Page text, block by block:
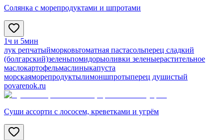
Солянка с морепродуктами и шпротами
1ч и 5мин
лук репчатыйморковьтоматная пастасольперец сладкий
(болгарский)зеленьпомидорыоливки зеленыерастительное
маслокартофельмаслиныкапуста
морскаяморепродуктылимоншпротыперец душистый
povarenok.ru
Суши ассорти с лососем, креветками и угрём